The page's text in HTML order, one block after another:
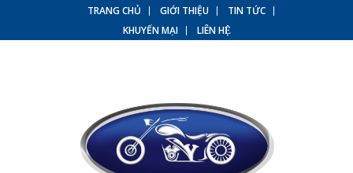
TRANG CHỦ GIỚI THIỆU
TIN TỨC
KHUYẾN MẠI
LIÊN HỆ